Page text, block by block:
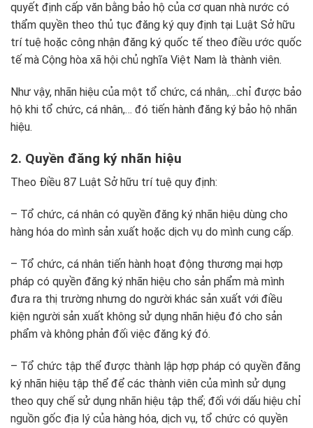
quyết định cấp văn bằng bảo hộ của cơ quan nhà nước có
thẩm quyền theo thủ tục đăng ký quy định tại Luật Sở hữu
trí tuệ hoặc công nhận đăng ký quốc tế theo điều ước quốc
tế mà Cộng hòa xã hội chủ nghĩa Việt Nam là thành viên.
Như vậy, nhãn hiệu của một tổ chức, cá nhân,…chỉ được bảo
hộ khi tổ chức, cá nhân,… đó tiến hành đăng ký bảo hộ nhãn
hiệu.
2. Quyền đăng ký nhãn hiệu
Theo Điều 87 Luật Sở hữu trí tuệ quy định:
– Tổ chức, cá nhân có quyền đăng ký nhãn hiệu dùng cho
hàng hóa do mình sản xuất hoặc dịch vụ do mình cung cấp.
– Tổ chức, cá nhân tiến hành hoạt động thương mại hợp
pháp có quyền đăng ký nhãn hiệu cho sản phẩm mà mình
đưa ra thị trường nhưng do người khác sản xuất với điều
kiện người sản xuất không sử dụng nhãn hiệu đó cho sản
phẩm và không phản đối việc đăng ký đó.
– Tổ chức tập thể được thành lập hợp pháp có quyền đăng
ký nhãn hiệu tập thể để các thành viên của mình sử dụng
theo quy chế sử dụng nhãn hiệu tập thể; đối với dấu hiệu chỉ
nguồn gốc địa lý của hàng hóa, dịch vụ, tổ chức có quyền